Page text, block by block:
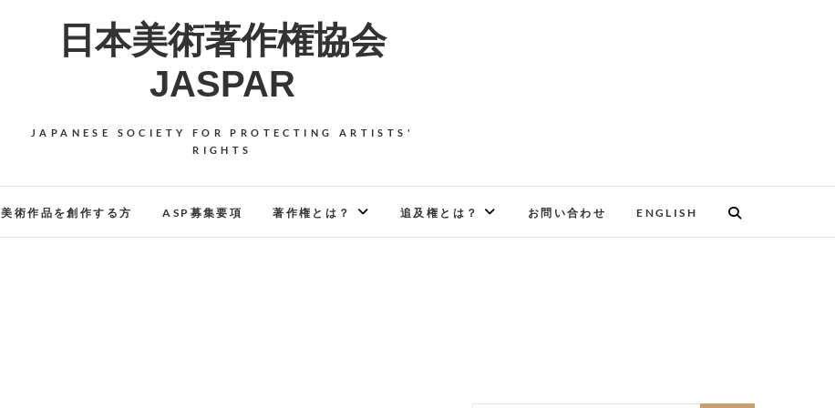
日本美術著作権協会
JASPAR
JAPANESE SOCIETY FOR PROTECTING ARTISTS'
RIGHTS
美術作品を創作する方 ASP募集要項 著作権とは？ 追及権とは？ お問い合わせ ENGLISH